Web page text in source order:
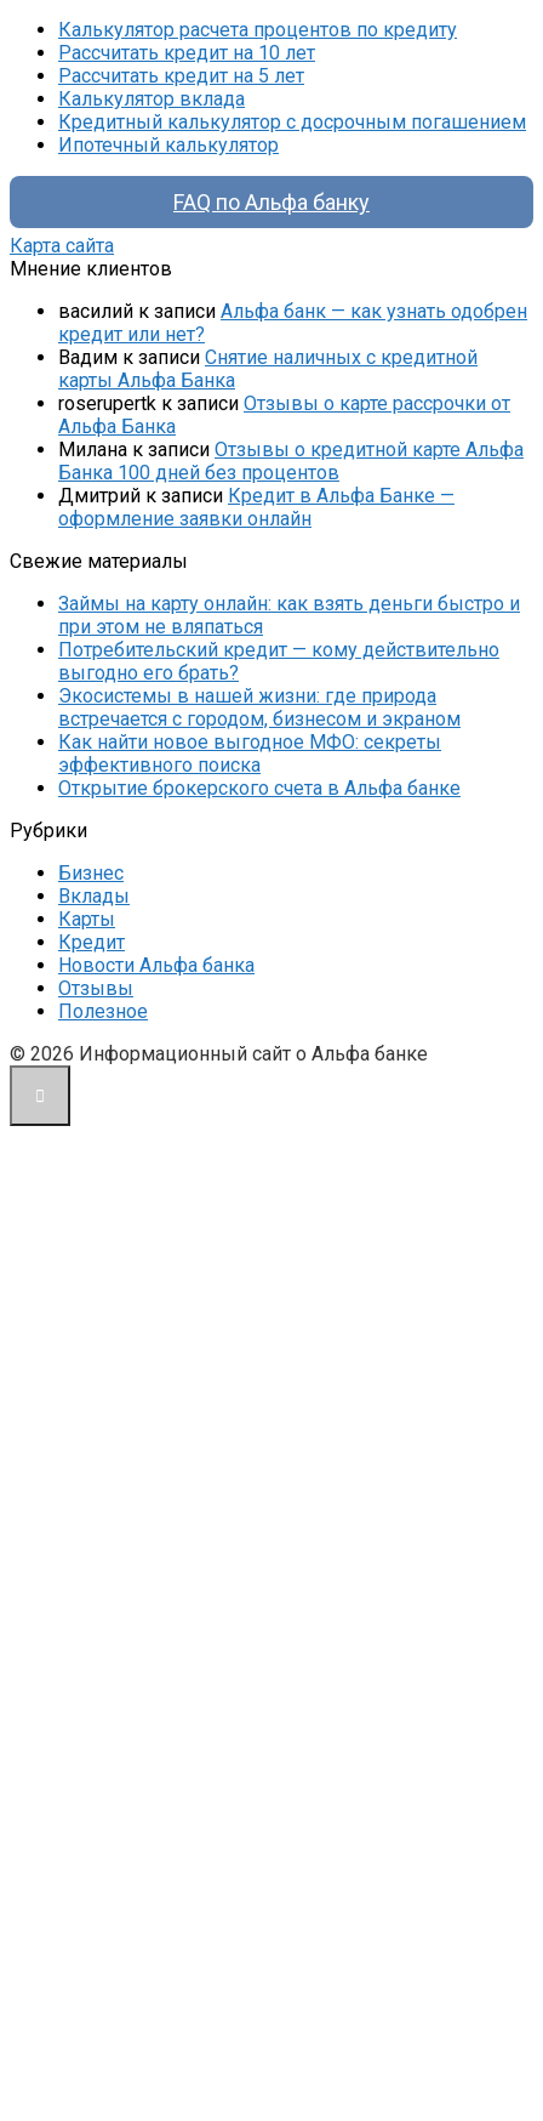
Калькулятор расчета процентов по кредиту
Рассчитать кредит на 10 лет
Рассчитать кредит на 5 лет
Калькулятор вклада
Кредитный калькулятор с досрочным погашением
Ипотечный калькулятор
FAQ по Альфа банку
Карта сайта
Мнение клиентов
василий к записи Альфа банк — как узнать одобрен
кредит или нет?
Вадим к записи Снятие наличных с кредитной
карты Альфа Банка
roserupertk к записи Отзывы о карте рассрочки от
Альфа Банка
Милана к записи Отзывы о кредитной карте Альфа
Банка 100 дней без процентов
Дмитрий к записи Кредит в Альфа Банке —
оформление заявки онлайн
Свежие материалы
Займы на карту онлайн: как взять деньги быстро и
при этом не вляпаться
Потребительский кредит — кому действительно
выгодно его брать?
Экосистемы в нашей жизни: где природа
встречается с городом, бизнесом и экраном
Как найти новое выгодное МФО: секреты
эффективного поиска
Открытие брокерского счета в Альфа банке
Рубрики
Бизнес
Вклады
Карты
Кредит
Новости Альфа банка
Отзывы
Полезное
© 2026 Информационный сайт о Альфа банке